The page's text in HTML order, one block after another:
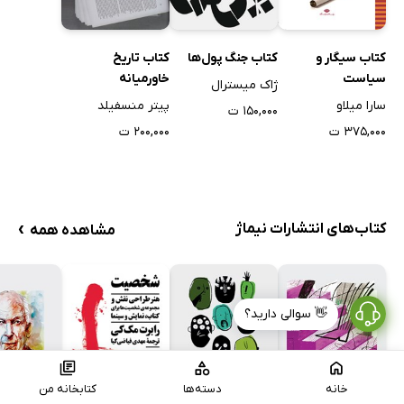
خانه دسته‌ها کتابخانه من
کتاب سیگار و
سیاست
سارا میلاو
۳۷۵,۰۰۰ ت
کتاب جنگ پول‌ها
ژاک میسترال
۱۵۰,۰۰۰ ت
کتاب تاریخ
خاورمیانه
پیتر منسفیلد
۲۰۰,۰۰۰ ت
کتاب‌های انتشارات نیماژ مشاهده همه ›
👋 سوالی دارید؟